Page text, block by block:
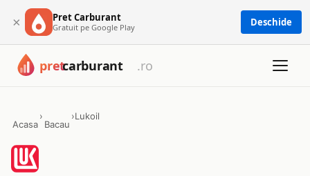
× Pret Carburant
Gratuit pe Google Play Deschide
Acasa
›
Bacau
›Lukoil